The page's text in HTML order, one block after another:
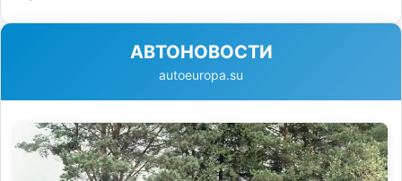
АВТОНОВОСТИ
autoeuropa.su